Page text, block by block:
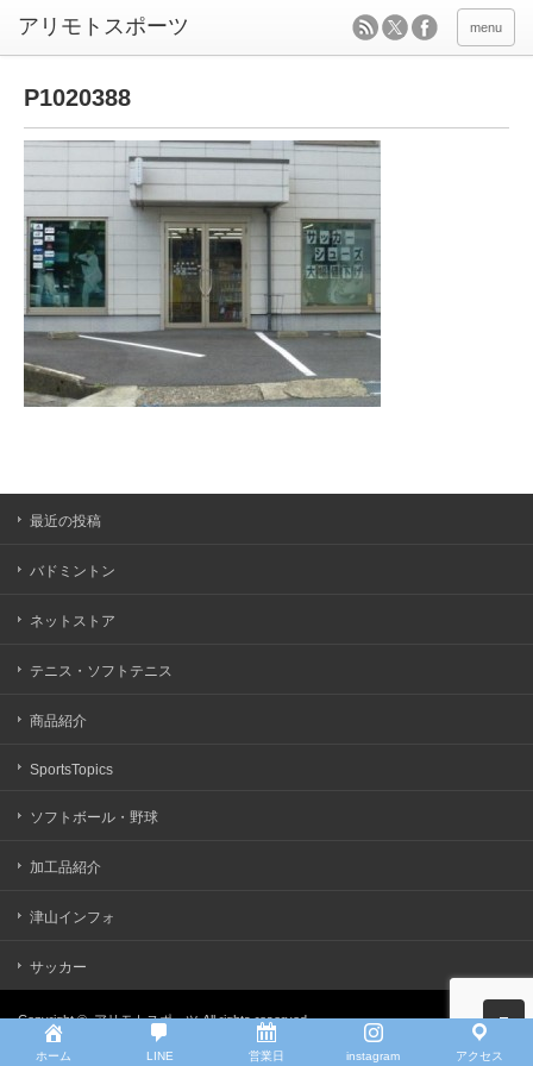
menu
P1020388
最近の投稿
バドミントン
ネットストア
テニス・ソフトテニス
商品紹介
SportsTopics
ソフトボール・野球
加工品紹介
津山インフォ
サッカー
Copyright ©アリモトスポーツAll rights reserved.
ホーム LINE 営業日 instagram アクセス